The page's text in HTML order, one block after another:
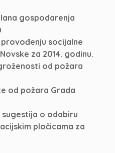
gospodarenja
socijalne
za 2014. godinu.
od požara
od požara Grada
o odabiru
pločicama za